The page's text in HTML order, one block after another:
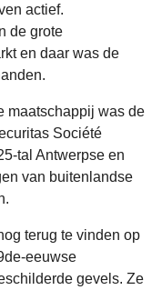
actief.
de grote
en daar was de
maatschappij was de
Société
tal Antwerpse en
van buitenlandse
terug te vinden op
eeuwse
gevels. Ze